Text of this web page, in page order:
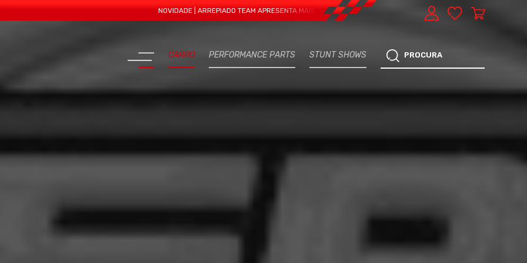
NOVIDADE | ARREPIADO TEAM APRESENTA MAIS UMA VERTENTE - EXPRESS CAR SERVICE, MANUTENÇÃO DO TEU
CARRO PERFORMANCE PARTS STUNT SHOWS